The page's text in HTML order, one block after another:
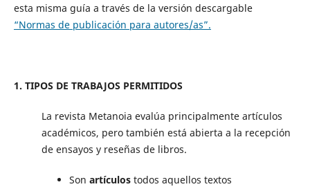
esta misma guía a través de la versión descargable
“Normas de publicación para autores/as”.
1. TIPOS DE TRABAJOS PERMITIDOS
La revista Metanoia evalúa principalmente artículos
académicos, pero también está abierta a la recepción
de ensayos y reseñas de libros.
Son artículostodos aquellos textos